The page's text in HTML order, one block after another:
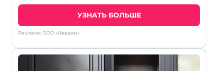
УЗНАТЬ БОЛЬШЕ
Реклама: ООО «Авадан»